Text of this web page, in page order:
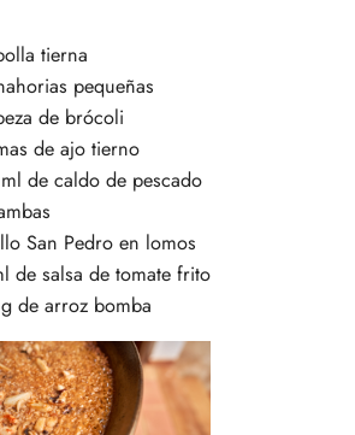
tierna
pequeñas
de brócoli
de ajo tierno
de caldo de pescado
San Pedro en lomos
de salsa de tomate frito
de arroz bomba